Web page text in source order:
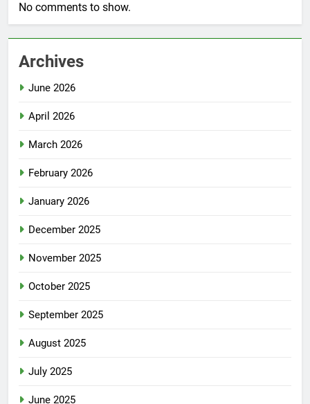
No comments to show.
Archives
June 2026
April 2026
March 2026
February 2026
January 2026
December 2025
November 2025
October 2025
September 2025
August 2025
July 2025
June 2025